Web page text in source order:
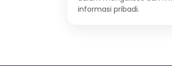
informasi pribadi.